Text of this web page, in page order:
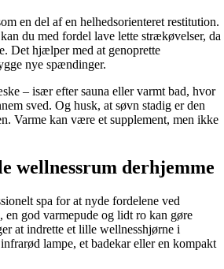
en del af en helhedsorienteret restitution.
du med fordel lave lette strækøvelser, da
Det hjælper med at genoprette
nye spændinger.
– især efter sauna eller varmt bad, hvor
sved. Og husk, at søvn stadig er den
Varme kan være et supplement, men ikke
wellnessrum derhjemme
spa for at nyde fordelene ved
en god varmepude og lidt ro kan gøre
at indrette et lille wellnesshjørne i
lampe, et badekar eller en kompakt